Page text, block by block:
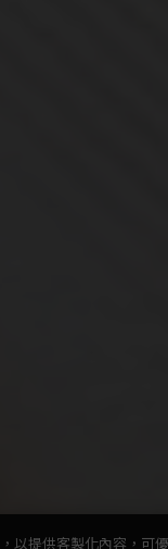
以提供客製化內容，可